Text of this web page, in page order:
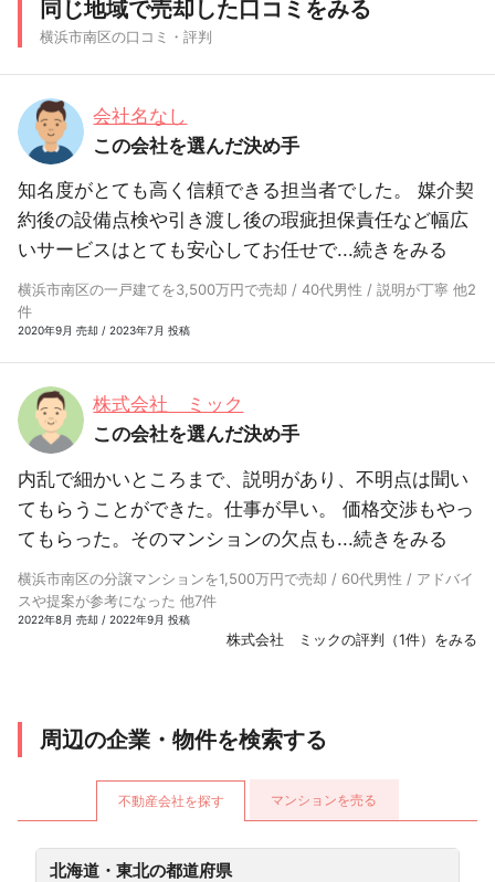
同じ地域で売却した口コミをみる
横浜市南区の口コミ・評判
会社名なし
この会社を選んだ決め手
知名度がとても高く信頼できる担当者でした。 媒介契
約後の設備点検や引き渡し後の瑕疵担保責任など幅広
いサービスはとても安心してお任せで...続きをみる
横浜市南区の一戸建てを3,500万円で売却 / 40代男性 / 説明が丁寧 他2
件
2020年9月 売却 / 2023年7月 投稿
株式会社 ミック
この会社を選んだ決め手
内乱で細かいところまで、説明があり、不明点は聞い
てもらうことができた。仕事が早い。 価格交渉もやっ
てもらった。そのマンションの欠点も...続きをみる
横浜市南区の分譲マンションを1,500万円で売却 / 60代男性 / アドバイ
スや提案が参考になった 他7件
2022年8月 売却 / 2022年9月 投稿
株式会社 ミックの評判（1件）をみる
周辺の企業・物件を検索する
不動産会社を探す マンションを売る
北海道・東北の都道府県